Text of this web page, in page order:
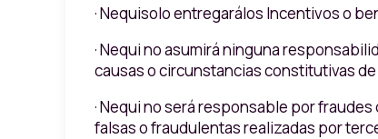
· Nequisolo entregarálos Incentivos o
· Nequi no asumirá ninguna
causas o circunstancias constitutivas
· Nequi no será responsable por
falsas o fraudulentas realizadas por